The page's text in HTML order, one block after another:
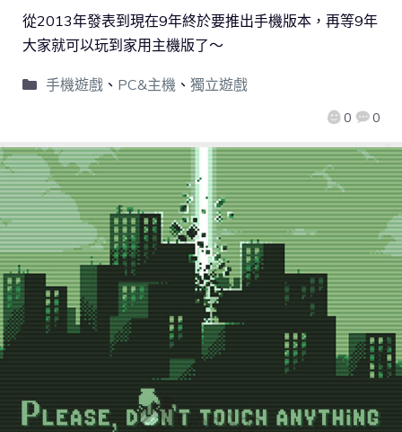
0 0
從2013年發表到現在9年終於要推出手機版本，再等9年
大家就可以玩到家用主機版了～
手機遊戲、 PC&主機 、 獨立遊戲